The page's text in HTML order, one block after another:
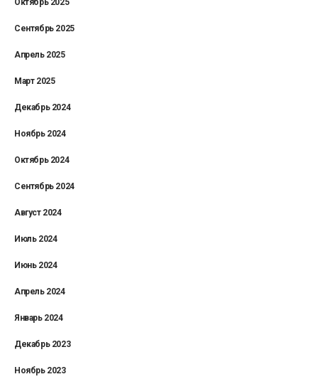
Сентябрь 2025
Апрель 2025
Март 2025
Декабрь 2024
Ноябрь 2024
Октябрь 2024
Сентябрь 2024
Август 2024
Июль 2024
Июнь 2024
Апрель 2024
Январь 2024
Декабрь 2023
Ноябрь 2023